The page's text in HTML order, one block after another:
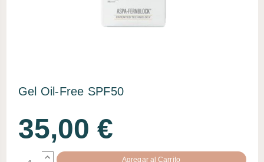
Gel Oil-Free SPF50
35,00 €
AUMENTAR